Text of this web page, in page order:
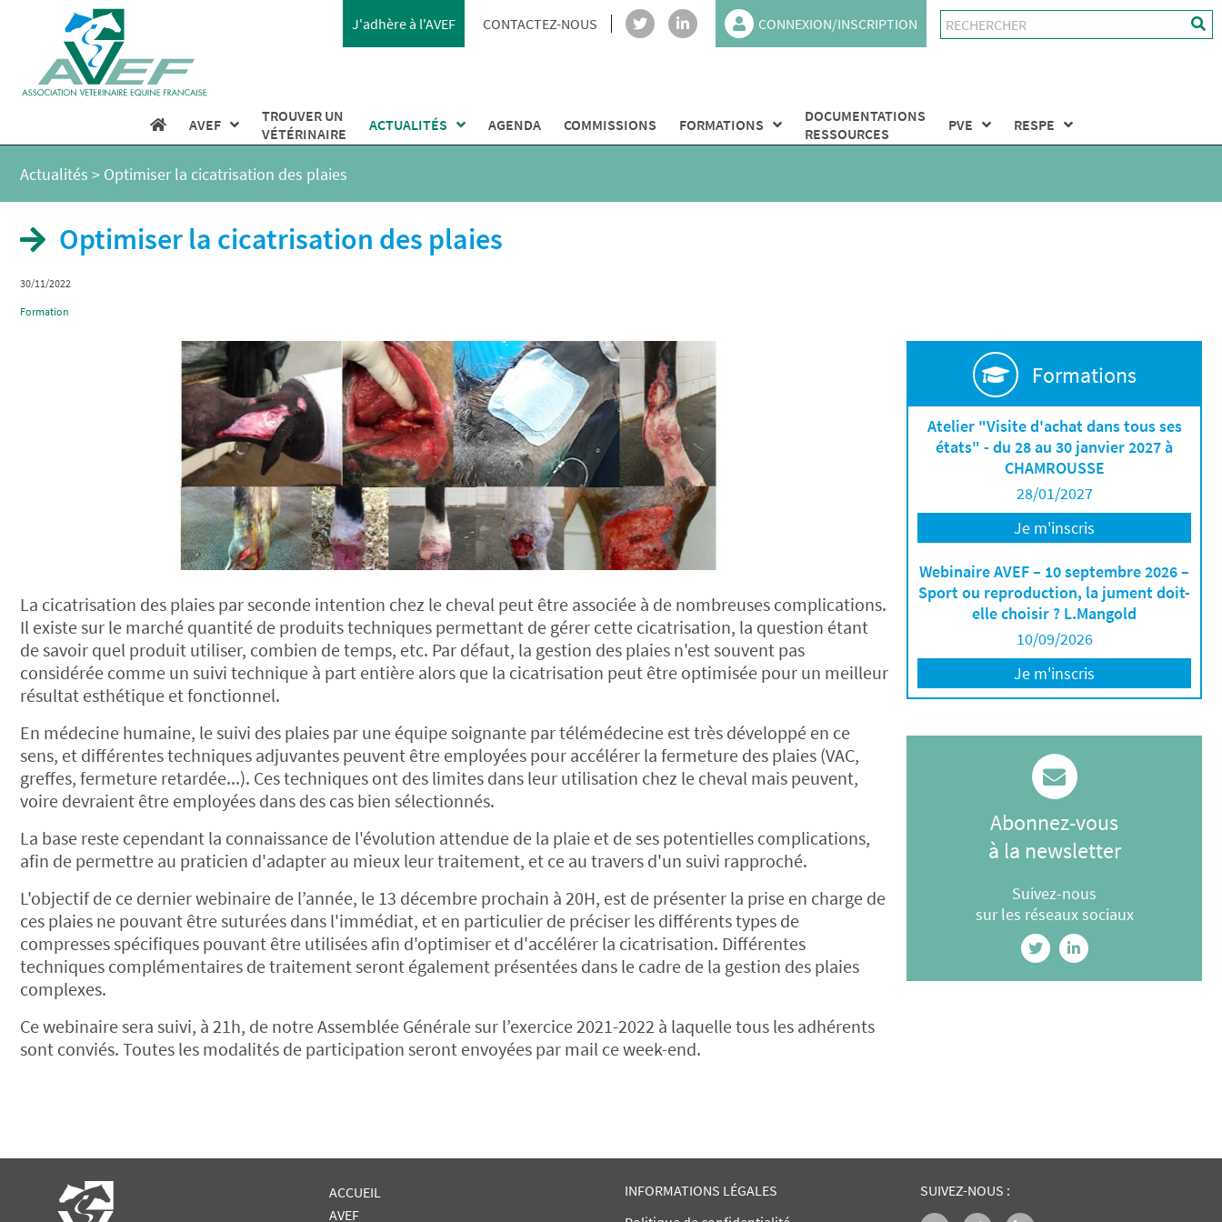
J'adhère à l'AVEF CONTACTEZ-NOUS CONNEXION/INSCRIPTION
AVEF
TROUVER UN
VÉTÉRINAIRE
ACTUALITÉS AGENDA COMMISSIONS FORMATIONS
DOCUMENTATIONS
RESSOURCES
PVE RESPE
Actualités > Optimiser la cicatrisation des plaies
Optimiser la cicatrisation des plaies
30/11/2022
Formation
La cicatrisation des plaies par seconde intention chez le cheval peut être associée à de nombreuses complications.
Il existe sur le marché quantité de produits techniques permettant de gérer cette cicatrisation, la question étant
de savoir quel produit utiliser, combien de temps, etc. Par défaut, la gestion des plaies n'est souvent pas
considérée comme un suivi technique à part entière alors que la cicatrisation peut être optimisée pour un meilleur
résultat esthétique et fonctionnel.
En médecine humaine, le suivi des plaies par une équipe soignante par télémédecine est très développé en ce
sens, et différentes techniques adjuvantes peuvent être employées pour accélérer la fermeture des plaies (VAC,
greffes, fermeture retardée...). Ces techniques ont des limites dans leur utilisation chez le cheval mais peuvent,
voire devraient être employées dans des cas bien sélectionnés.
La base reste cependant la connaissance de l'évolution attendue de la plaie et de ses potentielles complications,
afin de permettre au praticien d'adapter au mieux leur traitement, et ce au travers d'un suivi rapproché.
L'objectif de ce dernier webinaire de l’année, le 13 décembre prochain à 20H, est de présenter la prise en charge de
ces plaies ne pouvant être suturées dans l'immédiat, et en particulier de préciser les différents types de
compresses spécifiques pouvant être utilisées afin d'optimiser et d'accélérer la cicatrisation. Différentes
techniques complémentaires de traitement seront également présentées dans le cadre de la gestion des plaies
complexes.
Ce webinaire sera suivi, à 21h, de notre Assemblée Générale sur l’exercice 2021-2022 à laquelle tous les adhérents
sont conviés. Toutes les modalités de participation seront envoyées par mail ce week-end.
Formations
Atelier "Visite d'achat dans tous ses
états" - du 28 au 30 janvier 2027 à
CHAMROUSSE
28/01/2027
Je m'inscris
Webinaire AVEF – 10 septembre 2026 –
Sport ou reproduction, la jument doit-
elle choisir ? L.Mangold
10/09/2026
Je m'inscris
Abonnez-vous
à la newsletter
Suivez-nous
sur les réseaux sociaux
ACCUEIL
AVEF
INFORMATIONS LÉGALES
SUIVEZ-NOUS :